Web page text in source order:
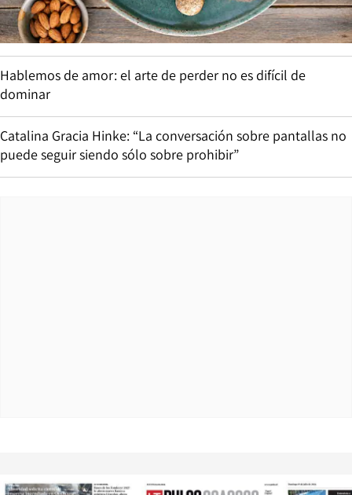
Hablemos de amor: el arte de perder no es difícil de
dominar
Catalina Gracia Hinke: “La conversación sobre pantallas no
puede seguir siendo sólo sobre prohibir”
Opens in new window Opens in